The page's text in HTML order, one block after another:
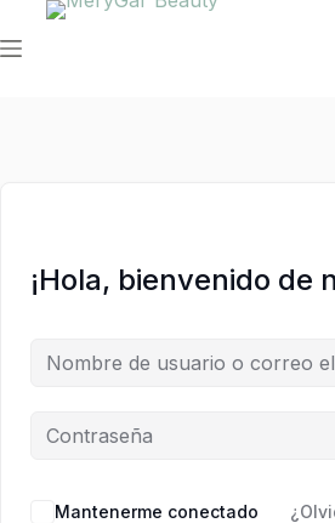
Saltar
al
Saltar
al
¡Hola, bienvenido de
Mantenerme conectado